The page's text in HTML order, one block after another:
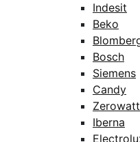
Indesit
Beko
Bosch
Siemens
Candy
Zerowatt
Iberna